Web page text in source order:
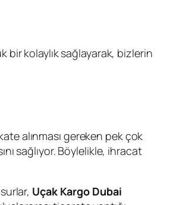
bir kolaylık sağlayarak, bizlerin
alınması gereken pek çok
sağlıyor. Böylelikle, ihracat
Uçak Kargo Dubai